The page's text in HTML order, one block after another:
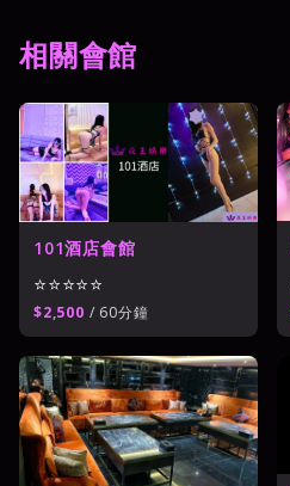
相關會館
101酒店會館
⭐⭐⭐⭐⭐
$2,500 / 60分鐘